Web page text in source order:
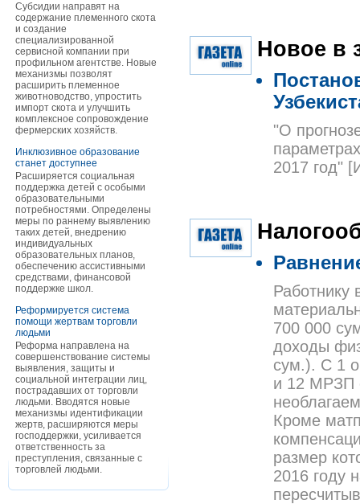
Субсидии направят на
содержание племенного скота
и создание
специализированной
сервисной компании при
профильном агентстве. Новые
механизмы позволят
расширить племенное
животноводство, упростить
импорт скота и улучшить
комплексное сопровождение
фермерских хозяйств.
Инклюзивное образование
станет доступнее
Расширяется социальная
поддержка детей с особыми
образовательными
потребностями. Определены
меры по раннему выявлению
таких детей, внедрению
индивидуальных
образовательных планов,
обеспечению ассистивными
средствами, финансовой
поддержке школ.
Реформируется система
помощи жертвам торговли
людьми
Реформа направлена на
совершенствование системы
выявления, защиты и
социальной интеграции лиц,
пострадавших от торговли
людьми. Вводятся новые
механизмы идентификации
жертв, расширяются меры
господдержки, усиливается
ответственность за
преступления, связанные с
торговлей людьми.
Новое в
"О
2017 год"
Работнику
700 000
доходы
сум.). С 1
и 12 МРЗП
Кроме
размер
2016 году